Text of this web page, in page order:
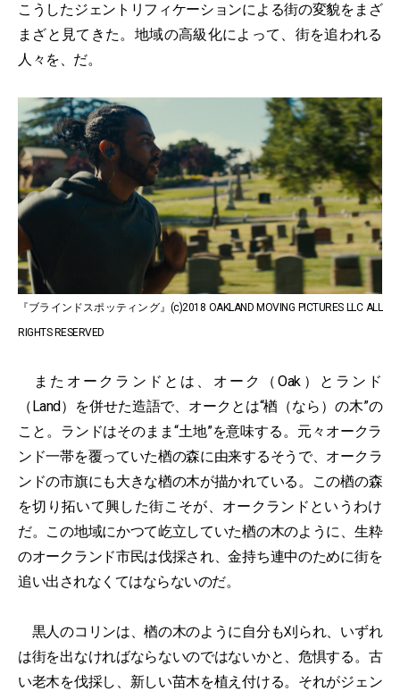
こうしたジェントリフィケーションによる街の変貌をまざ
まざと見てきた。地域の高級化によって、街を追われる
人々を、だ。
『ブラインドスポッティング』(c)2018 OAKLAND MOVING PICTURES LLC ALL
RIGHTS RESERVED
またオークランドとは、オーク（Oak）とランド
（Land）を併せた造語で、オークとは“楢（なら）の木”の
こと。ランドはそのまま“土地”を意味する。元々オークラ
ンド一帯を覆っていた楢の森に由来するそうで、オークラ
ンドの市旗にも大きな楢の木が描かれている。この楢の森
を切り拓いて興した街こそが、オークランドというわけ
だ。この地域にかつて屹立していた楢の木のように、生粋
のオークランド市民は伐採され、金持ち連中のために街を
追い出されなくてはならないのだ。
黒人のコリンは、楢の木のように自分も刈られ、いずれ
は街を出なければならないのではないかと、危惧する。古
い老木を伐採し、新しい苗木を植え付ける。それがジェン